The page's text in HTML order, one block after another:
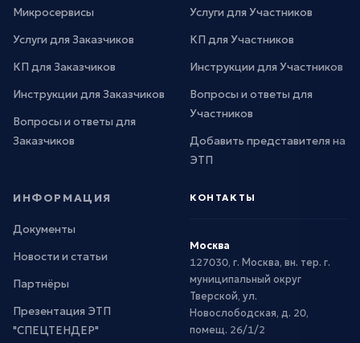
Микросервисы
Услуги для Заказчиков
КП для Заказчиков
Инструкции для Заказчиков
Вопросы и ответы для
Заказчиков
Услуги для Участников
КП для Участников
Инструкции для Участников
Вопросы и ответы для
Участников
Добавить представителя на
ЭТП
ИНФОРМАЦИЯ
Документы
Новости и статьи
Партнёры
Презентация ЭТП
"СПЕЦТЕНДЕР"
КОНТАКТЫ
Москва
127030, г. Москва, вн. тер. г.
муниципальный округ
Тверской, ул.
Новослободская, д. 20,
помещ. 26/1/2